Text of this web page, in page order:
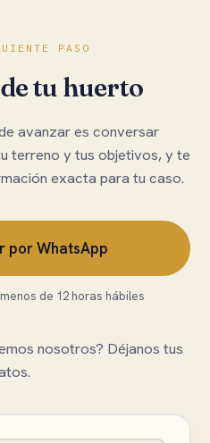
PASO
tu huerto
avanzar es conversar
terreno y tus objetivos, y te
exacta para tu caso.
por WhatsApp
de 12 horas hábiles
nosotros? Déjanos tus